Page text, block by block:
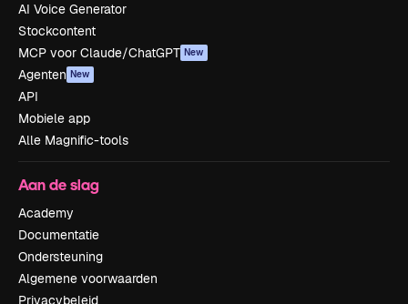
AI Voice Generator
Stockcontent
MCP voor Claude/ChatGPT New
Agenten New
API
Mobiele app
Alle Magnific-tools
Aan de slag
Academy
Documentatie
Ondersteuning
Algemene voorwaarden
Privacybeleid